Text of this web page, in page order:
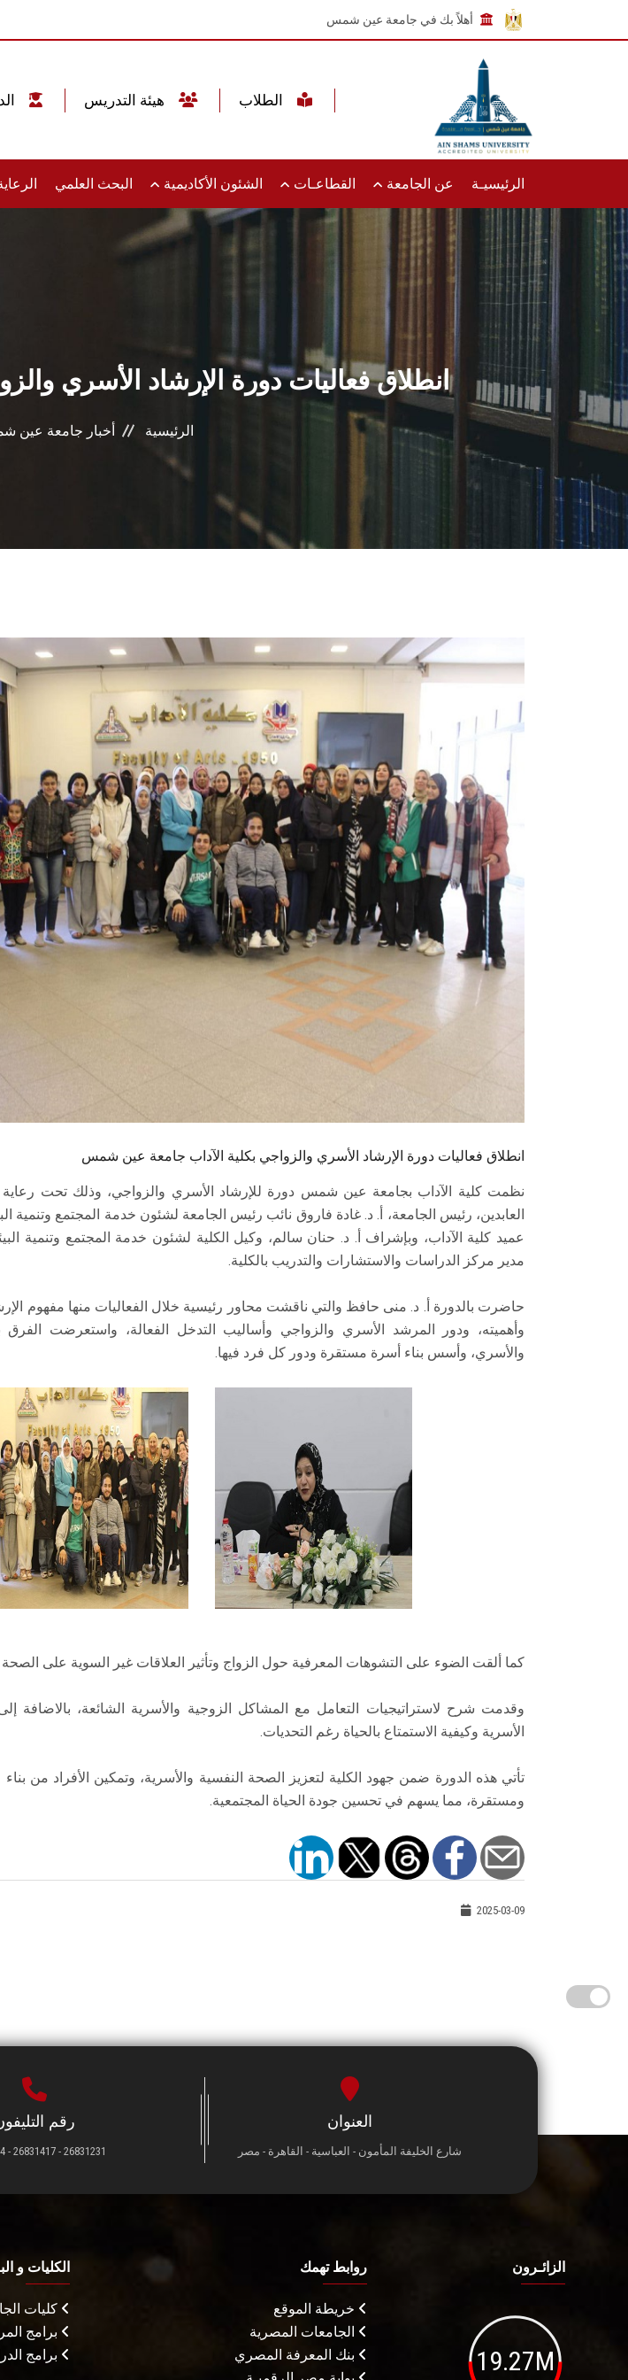
أهلاً بك في جامعة عين شمس
الرئيسيـة عن الجامعة القطاعـات الشئون الأكاديمية البحث العلمي
انطلاق فعاليات دورة الإرشاد الأسري
الرئيسية أخبار جامعة عين
انطلاق فعاليات دورة الإرشاد الأسري والزواجي بكلية الآداب جامعة عين شمس
نظمت كلية الآداب بجامعة عين شمس دورة للإرشاد الأسري والزواجي، وذلك تحت
العابدين، رئيس الجامعة، أ. د. غادة فاروق نائب رئيس الجامعة لشئون خدمة المجتمع وتنمية
عميد كلية الآداب، وبإشراف أ. د. حنان سالم، وكيل الكلية لشئون خدمة المجتمع وتنمية
مدير مركز الدراسات والاستشارات والتدريب بالكلية.
حاضرت بالدورة أ. د. منى حافظ والتي ناقشت محاور رئيسية خلال الفعاليات منها مفهوم
وأهميته، ودور المرشد الأسري والزواجي وأساليب التدخل الفعالة، واستعرضت الفرق
والأسري، وأسس بناء أسرة مستقرة ودور كل فرد فيها.
كما ألقت الضوء على التشوهات المعرفية حول الزواج وتأثير العلاقات غير السوية على الصحة
وقدمت شرح لاستراتيجيات التعامل مع المشاكل الزوجية والأسرية الشائعة، بالاضافة
الأسرية وكيفية الاستمتاع بالحياة رغم التحديات.
تأتي هذه الدورة ضمن جهود الكلية لتعزيز الصحة النفسية والأسرية، وتمكين الأفراد من
ومستقرة، مما يسهم في تحسين جودة الحياة المجتمعية.
2025-03-09
العنوان
شارع الخليفة المأمون - العباسية - القاهرة - مصر
رقم
26831231 - 26831417 - 26831474
الزائـرون
19.27M
روابط تهمك
خريطة الموقع
الجامعات المصرية
بنك المعرفة المصري
الكليات و
كليات
برامج
برامج